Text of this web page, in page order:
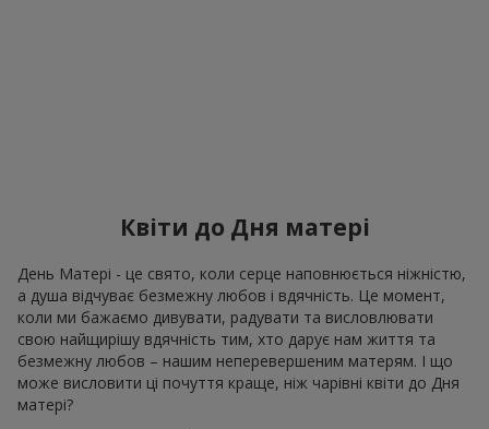
Квіти до Дня матері
День Матері - це свято, коли серце наповнюється ніжністю,
а душа відчуває безмежну любов і вдячність. Це момент,
коли ми бажаємо дивувати, радувати та висловлювати
свою найщирішу вдячність тим, хто дарує нам життя та
безмежну любов – нашим неперевершеним матерям. І що
може висловити ці почуття краще, ніж чарівні квіти до Дня
матері?